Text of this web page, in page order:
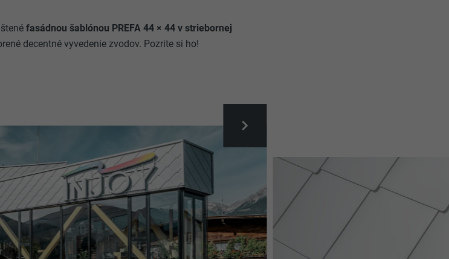
fasádnou šablónou PREFA 44 × 44 v striebornej
decentné vyvedenie zvodov. Pozrite si ho!